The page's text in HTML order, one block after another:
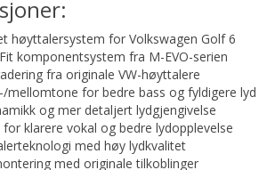
høyttalersystem for Volkswagen Golf 6
komponentsystem fra M-EVO-serien
fra originale VW-høyttalere
mellomtone for bedre bass og fyldigere lyd
og mer detaljert lydgjengivelse
for klarere vokal og bedre lydopplevelse
med høy lydkvalitet
med originale tilkoblinger